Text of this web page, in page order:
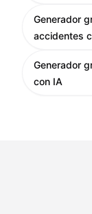
Generador
accidentes
Generador
con IA